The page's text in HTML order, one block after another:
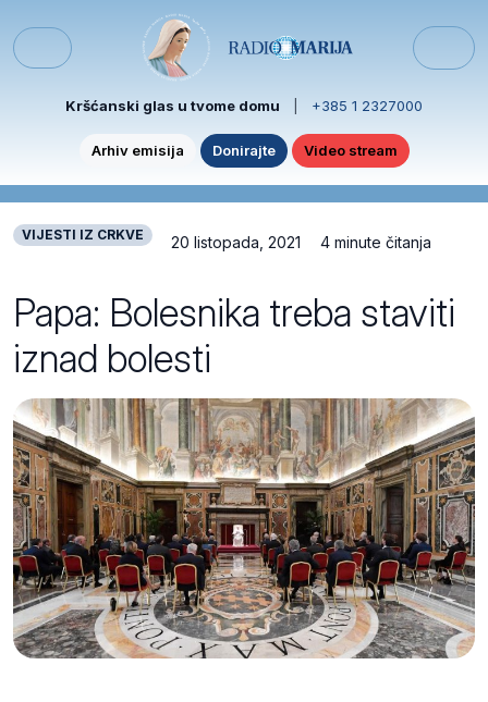
Menu
Kršćanski glas u tvome domu +385 1 2327000
Arhiv emisija Donirajte Video stream
VIJESTI IZ CRKVE 20 listopada, 2021 4 minute čitanja
Papa: Bolesnika treba staviti
iznad bolesti